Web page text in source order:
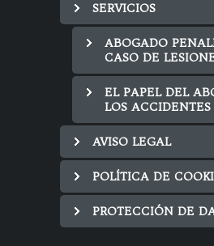
SERVICIOS
ABOGADO
CASO DE
EL PAPEL DEL
LOS
AVISO LEGAL
POLÍTICA DE
PROTECCIÓN DE